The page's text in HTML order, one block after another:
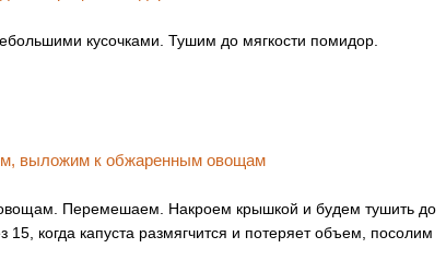
кусочками. Тушим до мягкости помидор.
Перемешаем. Накроем крышкой и будем тушить до
когда капуста размягчится и потеряет объем, посолим